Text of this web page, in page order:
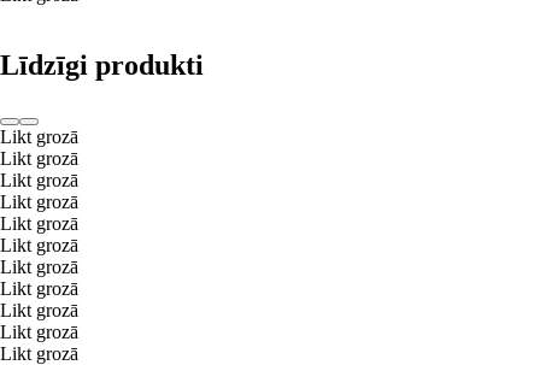
Līdzīgi produkti
Likt grozā
Likt grozā
Likt grozā
Likt grozā
Likt grozā
Likt grozā
Likt grozā
Likt grozā
Likt grozā
Likt grozā
Likt grozā